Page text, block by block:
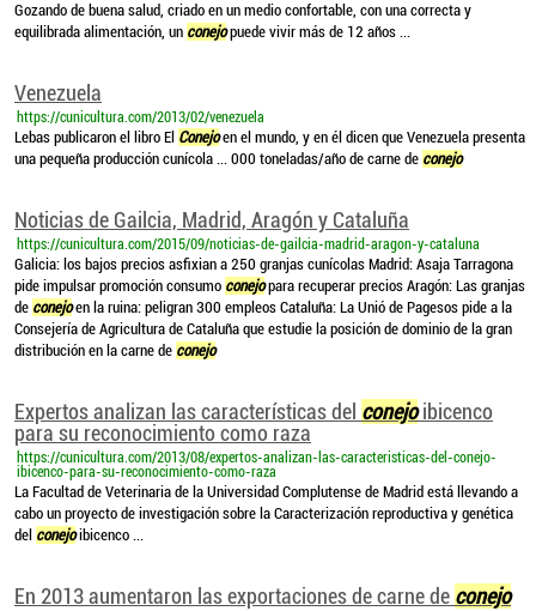
Gozando de buena salud, criado en un medio confortable, con una correcta y
equilibrada alimentación, un conejopuede vivir más de 12 años ...
Venezuela
https://cunicultura.com/2013/02/venezuela
Lebas publicaron el libro El Conejoen el mundo, y en él dicen que Venezuela presenta
una pequeña producción cunícola ... 000 toneladas/año de carne de conejo
Noticias de Gailcia, Madrid, Aragón y Cataluña
https://cunicultura.com/2015/09/noticias-de-gailcia-madrid-aragon-y-cataluna
Galicia: los bajos precios asfixian a 250 granjas cunícolas Madrid: Asaja Tarragona
pide impulsar promoción consumo conejopara recuperar precios Aragón: Las granjas
de conejoen la ruina: peligran 300 empleos Cataluña: La Unió de Pagesos pide a la
Consejería de Agricultura de Cataluña que estudie la posición de dominio de la gran
distribución en la carne de conejo
Expertos analizan las características del conejoibicenco
para su reconocimiento como raza
https://cunicultura.com/2013/08/expertos-analizan-las-caracteristicas-del-conejo-
ibicenco-para-su-reconocimiento-como-raza
La Facultad de Veterinaria de la Universidad Complutense de Madrid está llevando a
cabo un proyecto de investigación sobre la Caracterización reproductiva y genética
del conejoibicenco ...
En 2013 aumentaron las exportaciones de carne de conejo